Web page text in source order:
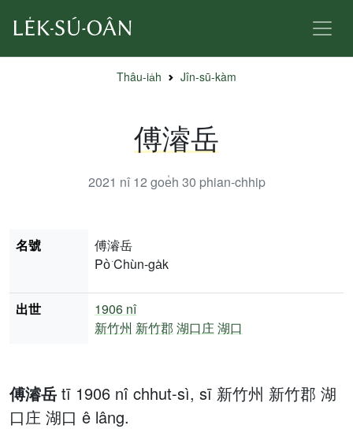
Thâu-ia̍h Jîn-sū-kàm
傅濬岳
2021 nî 12 goe̍h 30 phian-chhip
傅濬岳 tī 1906 nî chhut-sì, sī 新竹州 新竹郡 湖
口庄 湖口 ê lâng.
名號
傅濬岳
Pò͘ Chùn-ga̍k
出世
1906 nî
新竹州 新竹郡 湖口庄湖口